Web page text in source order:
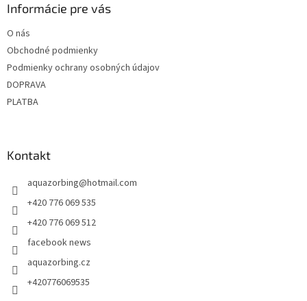
Informácie pre vás
O nás
Obchodné podmienky
Podmienky ochrany osobných údajov
DOPRAVA
PLATBA
Kontakt
aquazorbing@hotmail.com
+420 776 069 535
+420 776 069 512
facebook news
aquazorbing.cz
+420776069535